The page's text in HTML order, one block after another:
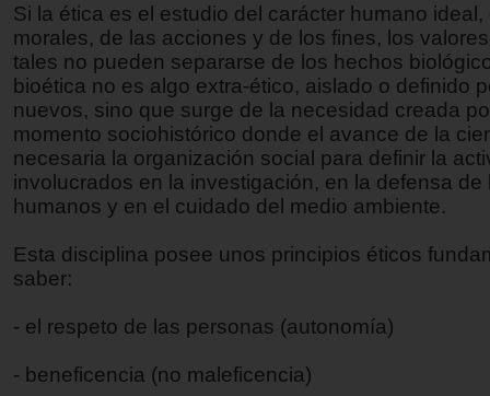
Si la ética es el estudio del carácter humano ideal,
morales, de las acciones y de los fines, los
tales no pueden separarse de los hechos
bioética no es algo extra-ético, aislado o definido
nuevos, sino que surge de la necesidad creada
momento sociohistórico donde el avance de la
necesaria la organización social para definir la
involucrados en la investigación, en la defensa de
humanos y en el cuidado del medio ambiente.
Esta disciplina posee unos principios éticos
saber:
- el respeto de las personas (autonomía)
- beneficencia (no maleficencia)